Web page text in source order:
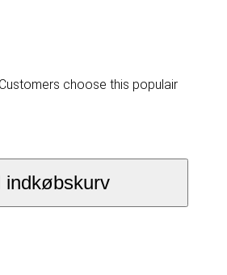
choose this populair
indkøbskurv